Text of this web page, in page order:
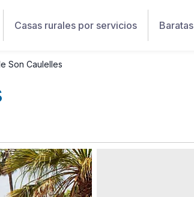
Casas rurales por servicios Baratas
Son Caulelles